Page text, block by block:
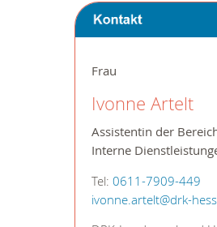
Frau
Ivonne Artelt
Assistentin der
Interne
Tel: 0611-7909-449
ivonne.artelt@drk-